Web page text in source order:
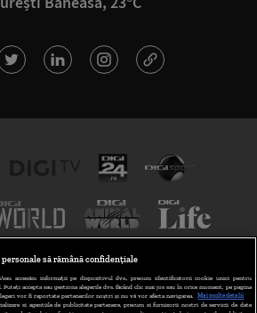
personale să rămână confidențiale
accesăm informații pe dispozitivul dvs., precum identificatorii cookie unici pentru
accepta sau gestiona alegerile dvs. făcând clic mai jos sau în orice moment, pe pagina
vor fi raportate partenerilor noștri și nu vă vor afecta navigarea.
Mai multe detalii
si agentiile de publicitate partenere, precum si furnizorii nostri de servicii de date